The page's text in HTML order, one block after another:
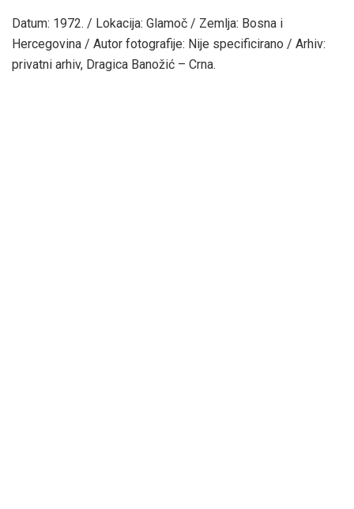
Datum: 1972. / Lokacija: Glamoč / Zemlja: Bosna i
Hercegovina / Autor fotografije: Nije specificirano / Arhiv:
privatni arhiv, Dragica Banožić – Crna.